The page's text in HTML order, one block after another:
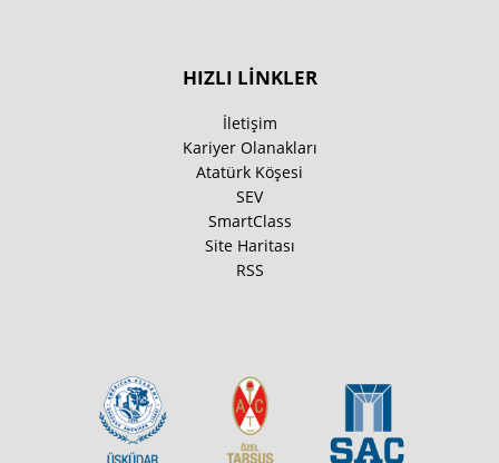
HIZLI LİNKLER
İletişim
Kariyer Olanakları
Atatürk Köşesi
SEV
SmartClass
Site Haritası
RSS